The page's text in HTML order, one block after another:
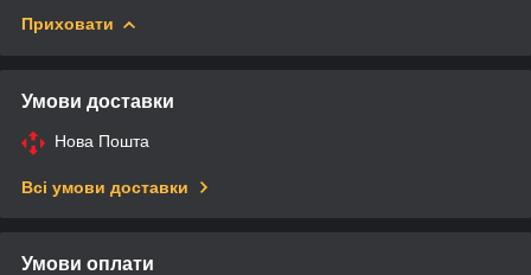
Приховати
Умови доставки
Нова Пошта
Всі умови доставки
Умови оплати